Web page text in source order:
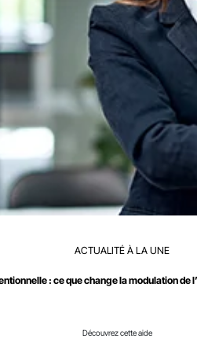
ACTUALITÉ À LA UNE
: ce que change la modulation de
Découvrez cette aide